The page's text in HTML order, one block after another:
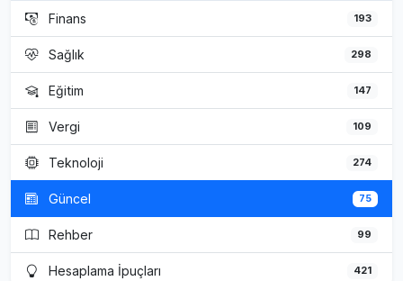
Finans 193
Sağlık 298
Eğitim 147
Vergi 109
Teknoloji 274
Güncel 75
Rehber 99
Hesaplama İpuçları 421